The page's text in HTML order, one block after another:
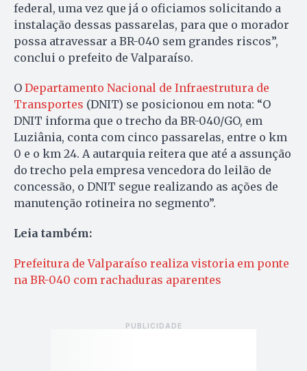
federal, uma vez que já o oficiamos solicitando a
instalação dessas passarelas, para que o morador
possa atravessar a BR-040 sem grandes riscos”,
conclui o prefeito de Valparaíso.
O Departamento Nacional de Infraestrutura de
Transportes (DNIT) se posicionou em nota: “O
DNIT informa que o trecho da BR-040/GO, em
Luziânia, conta com cinco passarelas, entre o km
0 e o km 24. A autarquia reitera que até a assunção
do trecho pela empresa vencedora do leilão de
concessão, o DNIT segue realizando as ações de
manutenção rotineira no segmento”.
Leia também:
Prefeitura de Valparaíso realiza vistoria em ponte
na BR-040 com rachaduras aparentes